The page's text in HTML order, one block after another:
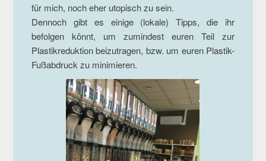
für mich, noch eher utopisch zu sein.
Dennoch gibt es einige (lokale) Tipps, die ihr
befolgen könnt, um zumindest euren Teil zur
Plastikreduktion beizutragen, bzw. um euren Plastik-
Fußabdruck zu minimieren.